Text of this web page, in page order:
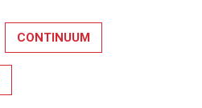
CONTINUUM